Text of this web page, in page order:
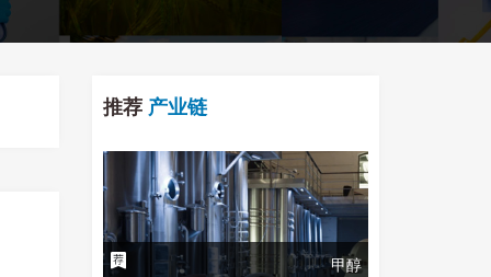
推荐 产业链
甲醇